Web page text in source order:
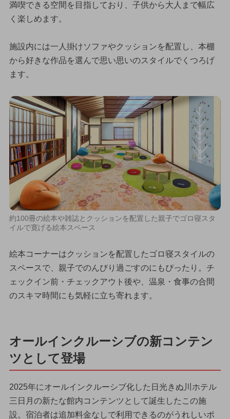
満喫できる空間を目指しており、子供から大人まで幅広
く楽しめます。
施設内には一人掛けソファやクッションを配置し、本棚
から好きな作品を選んで思い思いのスタイルでくつろげ
ます。
約100冊の絵本や雑誌とクッションを配置した親子でゴロ寝スタ
イルで寛げる絵本スペース
絵本コーナーはクッションを配置したゴロ寝スタイルの
スペースで、親子でのんびり過ごすのにもぴったり。チ
ェックイン前・チェックアウト後や、温泉・食事の合間
のスキマ時間にも気軽に立ち寄れます。
オールインクルーシブの新コンテン
ツとして登場
2025年にオールインクルーシブ化した日光きぬ川ホテル
三日月の新たな館内コンテンツとして誕生したこの施
設。宿泊者は追加料金なしで利用できるのがうれしいポ